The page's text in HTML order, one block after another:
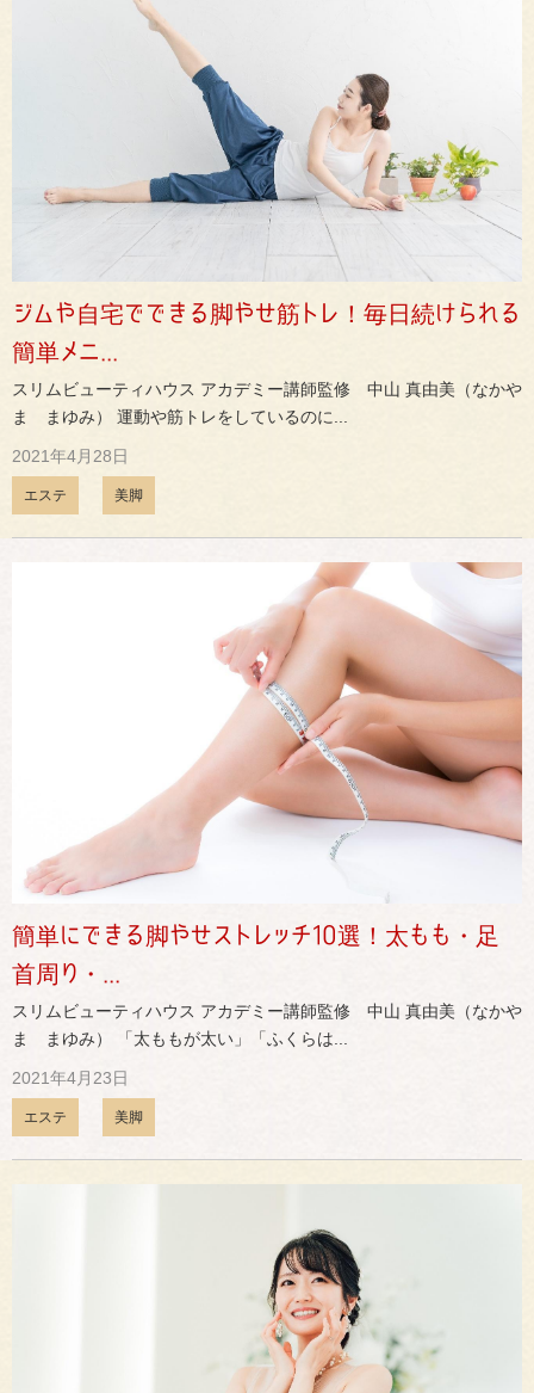
ジムや自宅でできる脚やせ筋トレ！毎日続けられる
簡単メニ...
スリムビューティハウス アカデミー講師監修 中山 真由美（なかや
ま まゆみ） 運動や筋トレをしているのに...
2021年4月28日
エステ 美脚
簡単にできる脚やせストレッチ10選！太もも・足
首周り・...
スリムビューティハウス アカデミー講師監修 中山 真由美（なかや
ま まゆみ） 「太ももが太い」「ふくらは...
2021年4月23日
エステ 美脚